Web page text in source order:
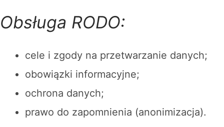
Obsługa RODO:
cele i zgody na przetwarzanie danych;
obowiązki informacyjne;
ochrona danych;
prawo do zapomnienia (anonimizacja).